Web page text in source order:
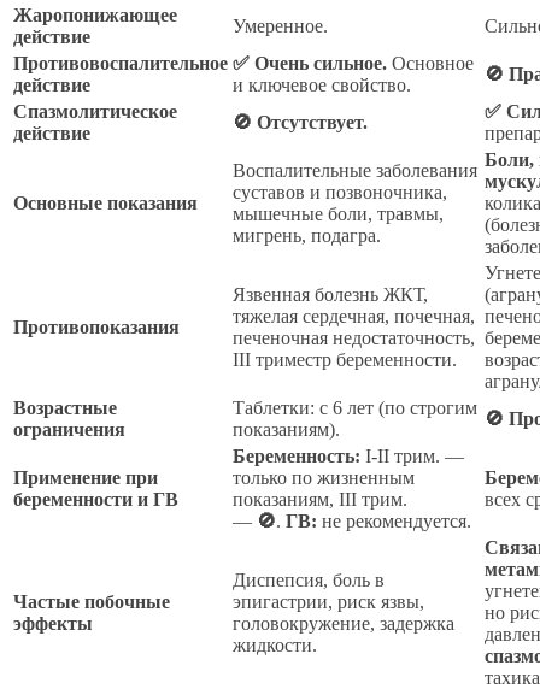
Жаропонижающее
действие
Умеренное.
Противовоспалительное
действие
✅ Очень сильное. Основное
и ключевое свойство.
🚫
Спазмолитическое
действие
🚫 Отсутствует.
✅
Основные показания
Воспалительные заболевания
суставов и позвоночника,
мышечные боли, травмы,
мигрень, подагра.
Боли,
Противопоказания
Язвенная болезнь ЖКТ,
тяжелая сердечная, почечная,
печеночная недостаточность,
III триместр беременности.
Возрастные
ограничения
Таблетки: с 6 лет (по строгим
показаниям).
🚫
Применение при
беременности и ГВ
Беременность: I-II трим. —
только по жизненным
показаниям, III трим.
— 🚫. ГВ: не рекомендуется.
всех
Частые побочные
эффекты
Диспепсия, боль в
эпигастрии, риск язвы,
головокружение, задержка
жидкости.
но